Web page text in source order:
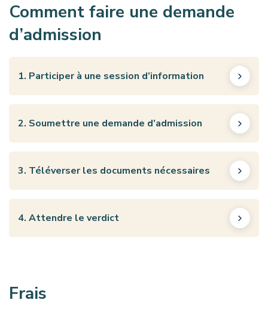
Comment faire une demande
d’admission
1. Participer à une session d’information
2. Soumettre une demande d’admission
3. Téléverser les documents nécessaires
4. Attendre le verdict
Frais